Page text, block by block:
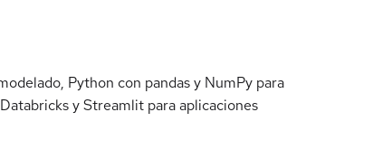
Python con pandas y NumPy para
y Streamlit para aplicaciones